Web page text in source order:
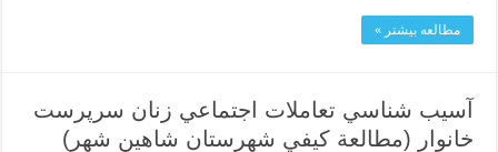
مطالعه بیشتر »
آسيب شناسي تعاملات اجتماعي زنان سرپرست
خانوار (مطالعة كيفي شهرستان شاهين شهر)